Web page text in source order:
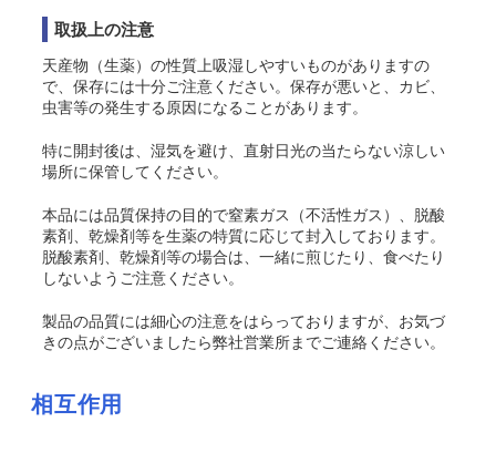
取扱上の注意
天産物（生薬）の性質上吸湿しやすいものがありますの
で、保存には十分ご注意ください。保存が悪いと、カビ、
虫害等の発生する原因になることがあります。
特に開封後は、湿気を避け、直射日光の当たらない涼しい
場所に保管してください。
本品には品質保持の目的で窒素ガス（不活性ガス）、脱酸
素剤、乾燥剤等を生薬の特質に応じて封入しております。
脱酸素剤、乾燥剤等の場合は、一緒に煎じたり、食べたり
しないようご注意ください。
製品の品質には細心の注意をはらっておりますが、お気づ
きの点がございましたら弊社営業所までご連絡ください。
相互作用